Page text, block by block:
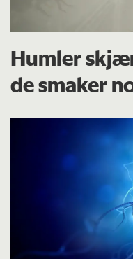
Humler
de smaker